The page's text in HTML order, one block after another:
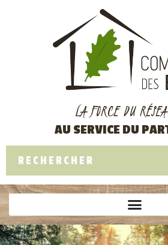
LA FORCE DU
AU SERVICE DU